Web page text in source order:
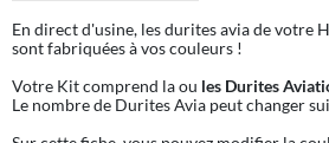
En direct d'usine, les durites avia de votre
sont fabriquées à vos couleurs !
Votre Kit comprend la ou les Durites
Le nombre de Durites Avia peut changer